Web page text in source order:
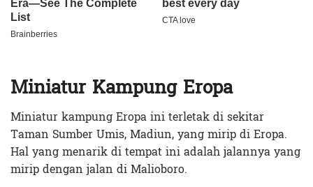
Miniatur Kampung Eropa
Miniatur kampung Eropa ini terletak di sekitar
Taman Sumber Umis, Madiun, yang mirip di Eropa.
Hal yang menarik di tempat ini adalah jalannya yang
mirip dengan jalan di Malioboro.